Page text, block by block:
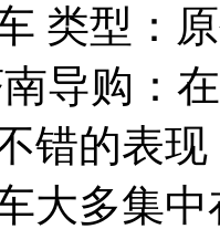
类型：
导购：
错的表
大多集